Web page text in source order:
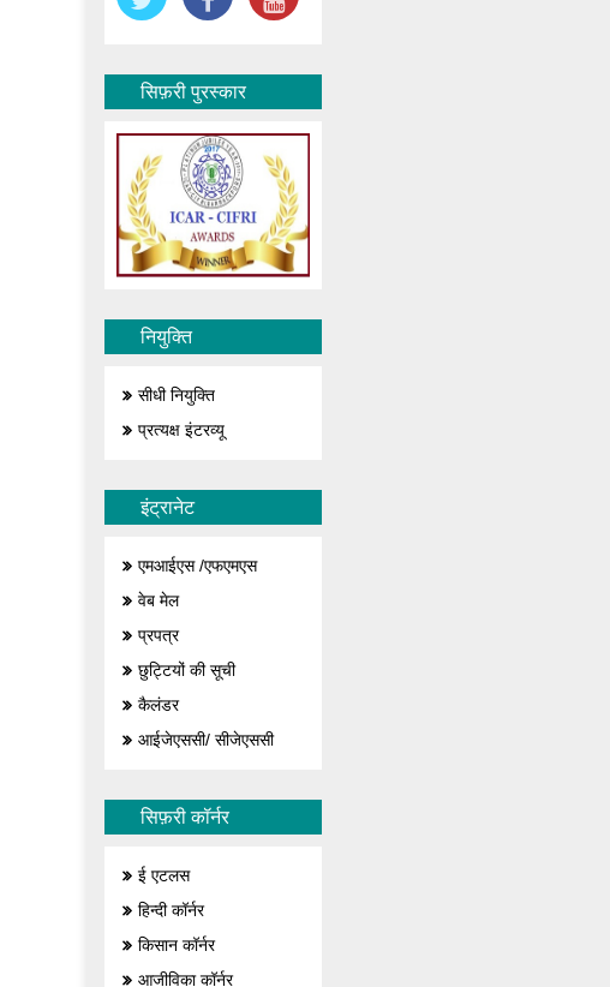
सिफ़री पुरस्कार
नियुक्ति
सीधी नियुक्ति
प्रत्यक्ष इंटरव्यू
इंट्रानेट
एमआईएस /एफएमएस
वेब मेल
प्रपत्र
छुट्टियों की सूची
कैलंडर
आईजेएससी/ सीजेएससी
सिफ़री कॉर्नर
ई एटलस
हिन्दी कॉर्नर
किसान कॉर्नर
आजीविका कॉर्नर